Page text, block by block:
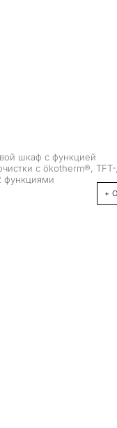
шкаф с функцией
с ökotherm®,
+